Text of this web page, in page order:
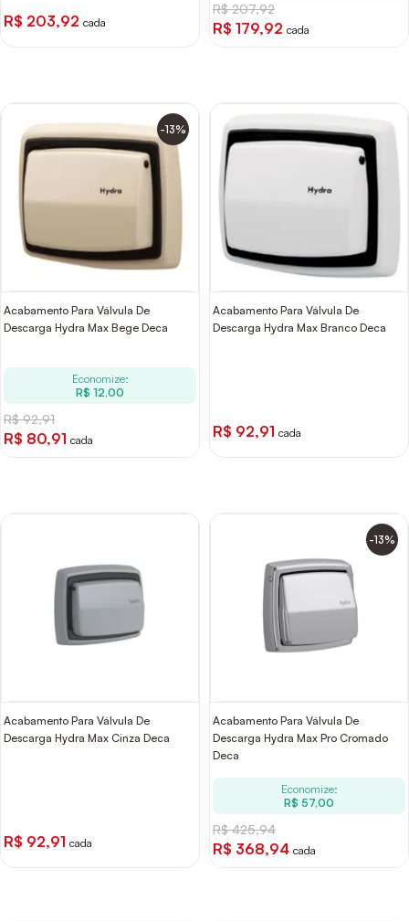
R$ 203,92 cada
R$ 207,92
R$ 179,92 cada
-13%
Acabamento Para Válvula De
Descarga Hydra Max Bege Deca
Economize:
R$ 12,00
R$ 92,91
R$ 80,91 cada
Acabamento Para Válvula De
Descarga Hydra Max Branco Deca
R$ 92,91 cada
Acabamento Para Válvula De
Descarga Hydra Max Cinza Deca
R$ 92,91 cada
-13%
Acabamento Para Válvula De
Descarga Hydra Max Pro Cromado
Deca
Economize:
R$ 57,00
R$ 425,94
R$ 368,94 cada